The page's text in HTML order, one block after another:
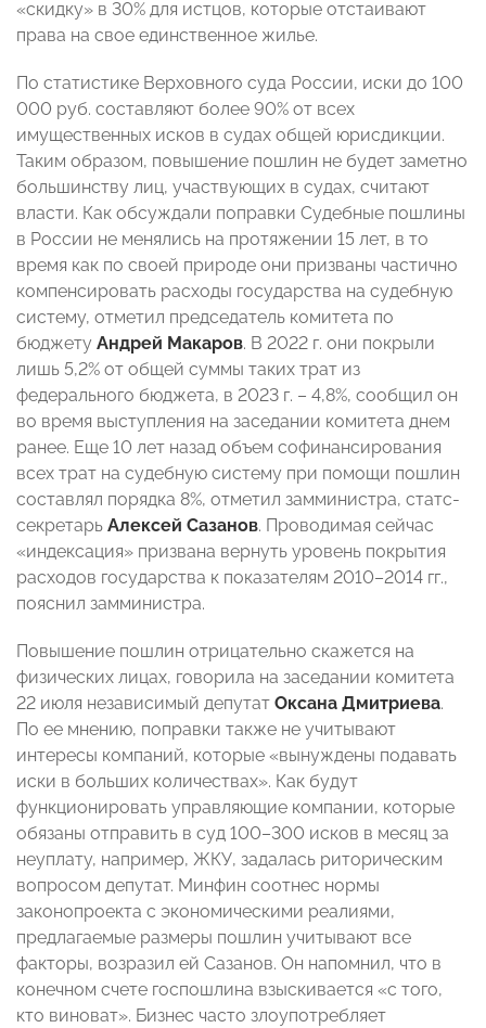
«скидку» в 30% для истцов, которые отстаивают
права на свое единственное жилье.
По статистике Верховного суда России, иски до 100
000 руб. составляют более 90% от всех
имущественных исков в судах общей юрисдикции.
Таким образом, повышение пошлин не будет заметно
большинству лиц, участвующих в судах, считают
власти. Как обсуждали поправки Судебные пошлины
в России не менялись на протяжении 15 лет, в то
время как по своей природе они призваны частично
компенсировать расходы государства на судебную
систему, отметил председатель комитета по
бюджету Андрей Макаров. В 2022 г. они покрыли
лишь 5,2% от общей суммы таких трат из
федерального бюджета, в 2023 г. – 4,8%, сообщил он
во время выступления на заседании комитета днем
ранее. Еще 10 лет назад объем софинансирования
всех трат на судебную систему при помощи пошлин
составлял порядка 8%, отметил замминистра, статс-
секретарь Алексей Сазанов. Проводимая сейчас
«индексация» призвана вернуть уровень покрытия
расходов государства к показателям 2010–2014 гг.,
пояснил замминистра.
Повышение пошлин отрицательно скажется на
физических лицах, говорила на заседании комитета
22 июля независимый депутат Оксана Дмитриева.
По ее мнению, поправки также не учитывают
интересы компаний, которые «вынуждены подавать
иски в больших количествах». Как будут
функционировать управляющие компании, которые
обязаны отправить в суд 100–300 исков в месяц за
неуплату, например, ЖКУ, задалась риторическим
вопросом депутат. Минфин соотнес нормы
законопроекта с экономическими реалиями,
предлагаемые размеры пошлин учитывают все
факторы, возразил ей Сазанов. Он напомнил, что в
конечном счете госпошлина взыскивается «с того,
кто виноват». Бизнес часто злоупотребляет